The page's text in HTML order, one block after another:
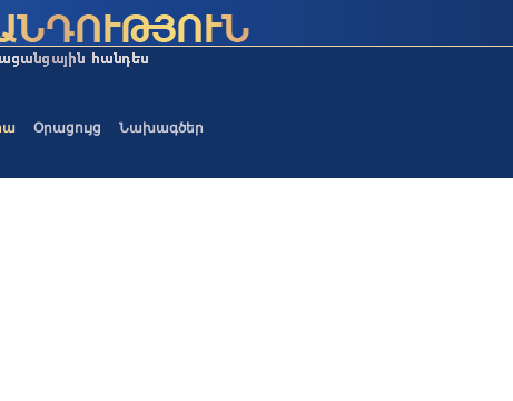
Օրացույց Նախագծեր